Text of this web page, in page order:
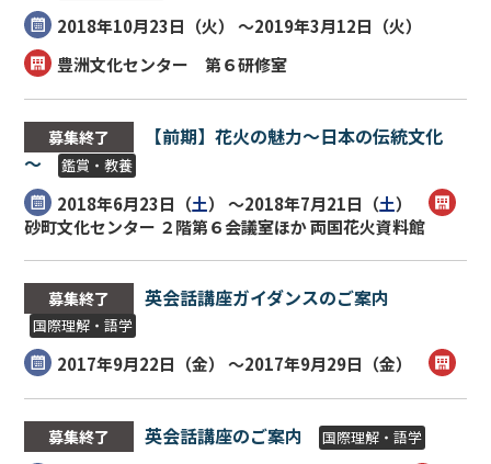
2018年10月23日（火） ～2019年3月12日（火）
豊洲文化センター 第６研修室
募集終了
【前期】花火の魅力～日本の伝統文化
～
鑑賞・教養
2018年6月23日（土） ～2018年7月21日（土）
砂町文化センター ２階第６会議室ほか 両国花火資料館
募集終了 英会話講座ガイダンスのご案内
国際理解・語学
2017年9月22日（金） ～2017年9月29日（金）
募集終了 英会話講座のご案内 国際理解・語学